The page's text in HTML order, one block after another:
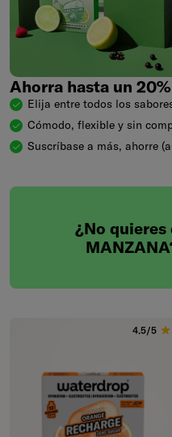
Ahorra hasta un
Elija entre todos los
Cómodo, flexible y sin
Suscríbase a más, ahorre
¿No
4.5/5